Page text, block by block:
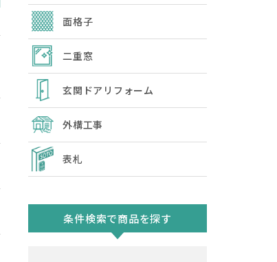
面格子
二重窓
玄関ドアリフォーム
外構工事
表札
条件検索で商品を探す